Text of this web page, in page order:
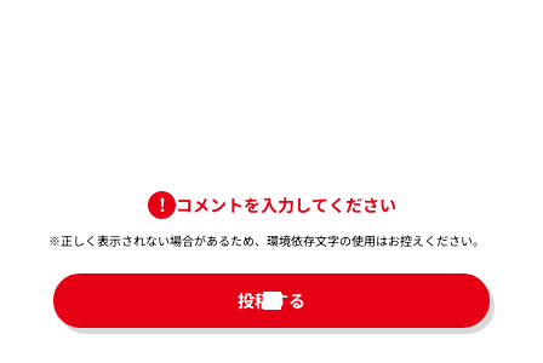
コメントを入力してください
※正しく表示されない場合があるため、環境依存文字の使用はお控えください。​
投稿する